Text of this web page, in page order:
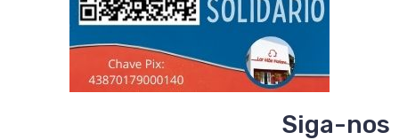
Siga-nos